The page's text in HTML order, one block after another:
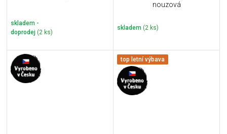
skladem -
doprodej (2 ks)
nouzová
skladem (2 ks)
top letní výbava